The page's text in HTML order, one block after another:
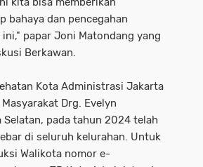
bahaya dan pencegahan
papar Joni Matondang yang
Berkawan.
Kota Administrasi Jakarta
Drg. Evelyn
pada tahun 2024 telah
di seluruh kelurahan. Untuk
Walikota nomor e-